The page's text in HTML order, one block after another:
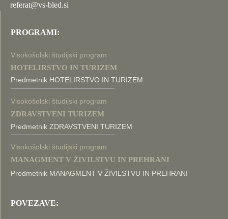
referat@vs-bled.si
PROGRAMI:
Visokošolski študijski program
HOTELIRSTVO IN TURIZEM
Predmetnik HOTELIRSTVO IN TURIZEM
Visokošolski študijski program
ZDRAVSTVENI TURIZEM
Predmetnik ZDRAVSTVENI TURIZEM
Visokošolski študijski program
MANAGMENT V ŽIVILSTVU IN PREHRANI
Predmetnik MANAGMENT V ŽIVILSTVU IN PREHRANI
POVEZAVE: